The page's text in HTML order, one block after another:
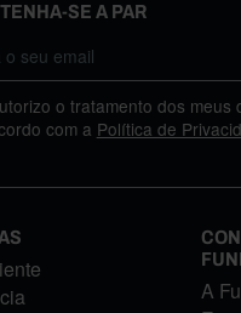
SE A PAR
o tratamento dos
com a Política de
A